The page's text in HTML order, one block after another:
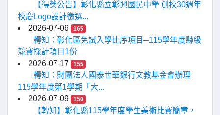
【得獎公告】彰化縣立彰興國民中學 創校30週年
校慶Logo設計徵選...
2026-07-06
165
轉知：彰化區免試入學比序項目─115學年度縣級
競賽採計項目1份
2026-07-17
155
轉知：財團法人國泰世華銀行文教基金會辦理
115學年度第1學期「大...
2026-07-09
150
【轉知】彰化縣115學年度學生美術比賽簡章，